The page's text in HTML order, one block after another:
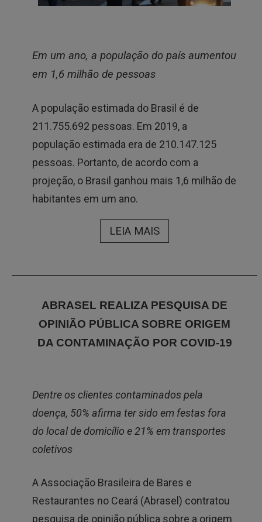
Em um ano, a população do país aumentou
em 1,6 milhão de pessoas
A população estimada do Brasil é de
211.755.692 pessoas. Em 2019, a
população estimada era de 210.147.125
pessoas. Portanto, de acordo com a
projeção, o Brasil ganhou mais 1,6 milhão de
habitantes em um ano.
LEIA MAIS
ABRASEL REALIZA PESQUISA DE
OPINIÃO PÚBLICA SOBRE ORIGEM
DA CONTAMINAÇÃO POR COVID-19
Dentre os clientes contaminados pela
doença, 50% afirma ter sido em festas fora
do local de domicílio e 21% em transportes
coletivos
A Associação Brasileira de Bares e
Restaurantes no Ceará (Abrasel) contratou
pesquisa de opinião pública sobre a origem